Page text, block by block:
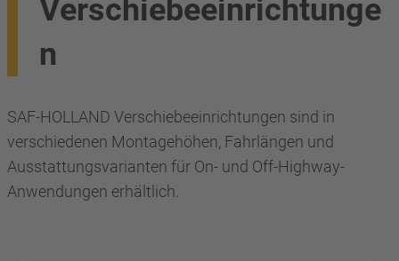
Verschiebeeinrichtunge
n
SAF-HOLLAND Verschiebeeinrichtungen sind in
verschiedenen Montagehöhen, Fahrlängen und
Ausstattungsvarianten für On- und Off-Highway-
Anwendungen erhältlich.